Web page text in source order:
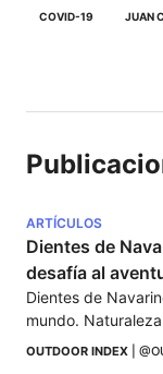
COVID-19 JUAN
ARTÍCULOS
Dientes de
desafía al
Dientes de
mundo.
aventura pura en
OUTDOOR INDEX